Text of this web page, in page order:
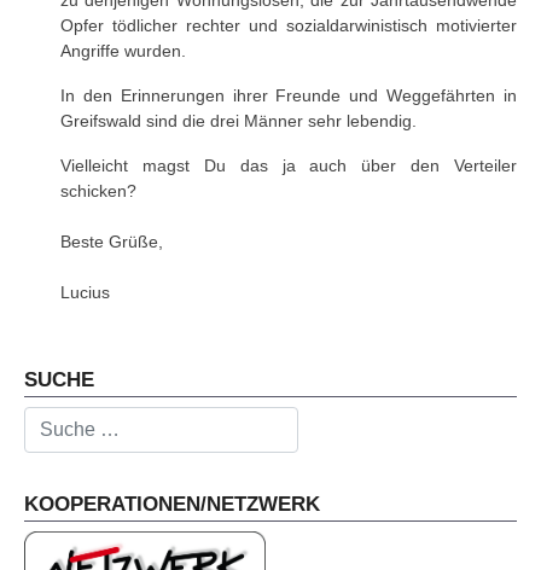
Opfer tödlicher rechter und sozialdarwinistisch motivierter
Angriffe wurden.
In den Erinnerungen ihrer Freunde und Weggefährten in
Greifswald sind die drei Männer sehr lebendig.
Vielleicht magst Du das ja auch über den Verteiler
schicken?
Beste Grüße,
Lucius
SUCHE
Suchen
KOOPERATIONEN/NETZWERK